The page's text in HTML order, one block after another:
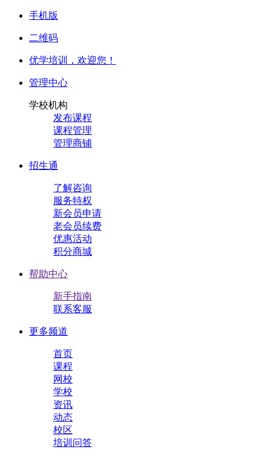
手机版
二维码
优学培训， 欢迎您！
管理中心
学校机构
发布课程
课程管理
管理商铺
招生通
了解咨询
服务特权
新会员申请
老会员续费
优惠活动
积分商城
帮助中心
新手指南
联系客服
更多频道
首页
课程
网校
学校
资讯
动态
校区
培训问答